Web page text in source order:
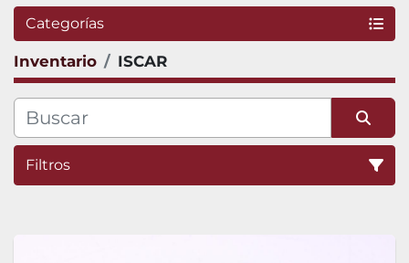
Categorías
Inventario ISCAR
Filtros